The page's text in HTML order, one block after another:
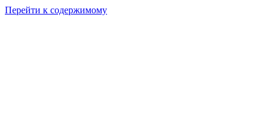
Перейти к содержимому